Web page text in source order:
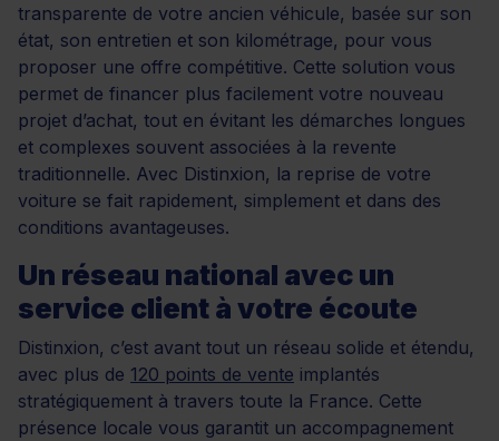
transparente de votre ancien véhicule, basée sur son
état, son entretien et son kilométrage, pour vous
proposer une offre compétitive. Cette solution vous
permet de financer plus facilement votre nouveau
projet d’achat, tout en évitant les démarches longues
et complexes souvent associées à la revente
traditionnelle. Avec Distinxion, la reprise de votre
voiture se fait rapidement, simplement et dans des
conditions avantageuses.
Un réseau national avec un
service client à votre écoute
Distinxion, c’est avant tout un réseau solide et étendu,
avec plus de 120 points de vente implantés
stratégiquement à travers toute la France. Cette
présence locale vous garantit un accompagnement